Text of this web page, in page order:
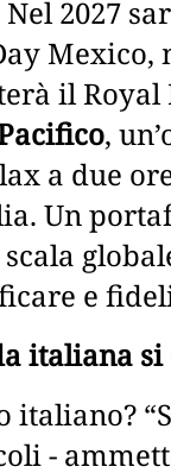
Nel 2027
Mexico,
il Royal
,
a due
Un
e
italiana si
italiano?
-